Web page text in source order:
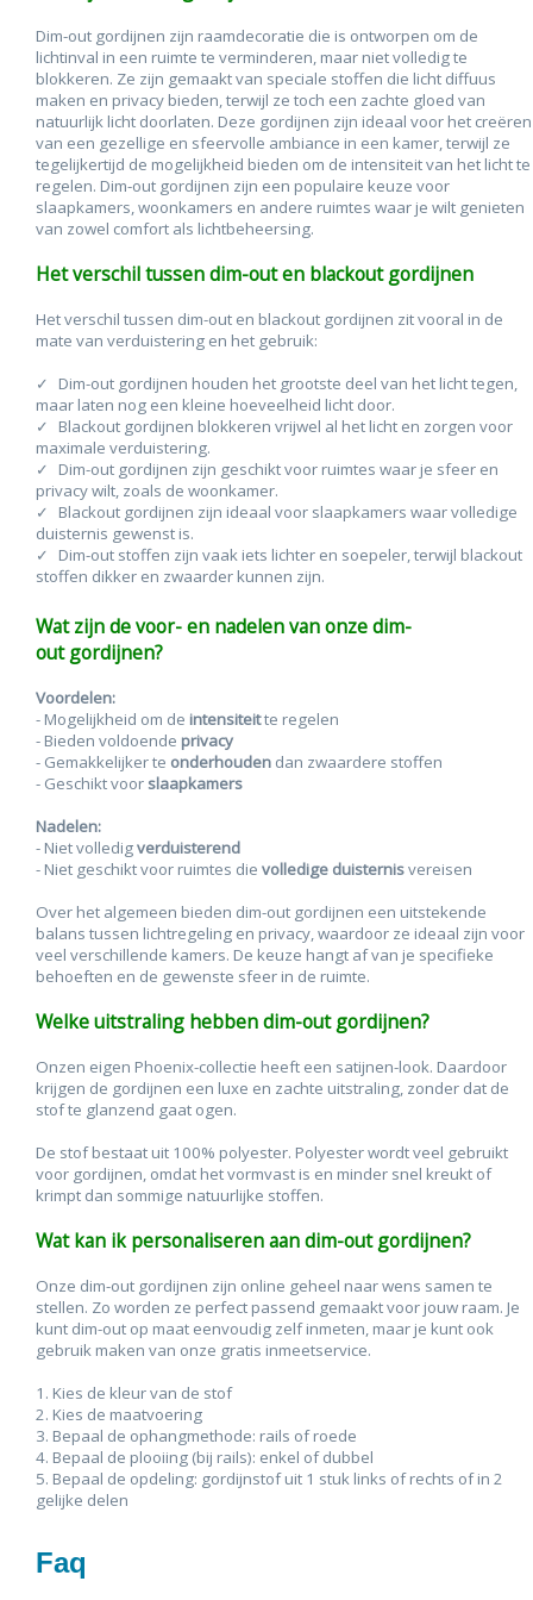
Dim-out gordijnen zijn raamdecoratie die is ontworpen om de
lichtinval in een ruimte te verminderen, maar niet volledig te
blokkeren. Ze zijn gemaakt van speciale stoffen die licht diffuus
maken en privacy bieden, terwijl ze toch een zachte gloed van
natuurlijk licht doorlaten. Deze gordijnen zijn ideaal voor het creëren
van een gezellige en sfeervolle ambiance in een kamer, terwijl ze
tegelijkertijd de mogelijkheid bieden om de intensiteit van het licht te
regelen. Dim-out gordijnen zijn een populaire keuze voor
slaapkamers, woonkamers en andere ruimtes waar je wilt genieten
van zowel comfort als lichtbeheersing.
Het verschil tussen dim-out en blackout gordijnen
Het verschil tussen dim-out en blackout gordijnen zit vooral in de
mate van verduistering en het gebruik:
Dim-out gordijnen houden het grootste deel van het licht tegen,
maar laten nog een kleine hoeveelheid licht door.
Blackout gordijnen blokkeren vrijwel al het licht en zorgen voor
maximale verduistering.
Dim-out gordijnen zijn geschikt voor ruimtes waar je sfeer en
privacy wilt, zoals de woonkamer.
Blackout gordijnen zijn ideaal voor slaapkamers waar volledige
duisternis gewenst is.
Dim-out stoffen zijn vaak iets lichter en soepeler, terwijl blackout
stoffen dikker en zwaarder kunnen zijn.
Wat zijn de voor- en nadelen van onze dim-
out gordijnen?
Voordelen:
- Mogelijkheid om de intensiteitte regelen
- Bieden voldoende privacy
- Gemakkelijker te onderhouden dan zwaardere stoffen
- Geschikt voor slaapkamers
Nadelen:
- Niet volledigverduisterend
- Niet geschikt voor ruimtes die volledige duisternisvereisen
Over het algemeen bieden dim-out gordijnen een uitstekende
balans tussen lichtregeling en privacy, waardoor ze ideaal zijn voor
veel verschillende kamers. De keuze hangt af van je specifieke
behoeften en de gewenste sfeer in de ruimte.
Welke uitstraling hebben dim-out gordijnen?
Onzen eigen Phoenix-collectie heeft een satijnen-look. Daardoor
krijgen de gordijnen een luxe en zachte uitstraling, zonder dat de
stof te glanzend gaat ogen.
De stof bestaat uit 100% polyester. Polyester wordt veel gebruikt
voor gordijnen, omdat het vormvast is en minder snel kreukt of
krimpt dan sommige natuurlijke stoffen.
Wat kan ik personaliseren aan dim-out gordijnen?
Onze dim-out gordijnen zijn online geheel naar wens samen te
stellen. Zo worden ze perfect passend gemaakt voor jouw raam. Je
kunt dim-out op maat eenvoudig zelf inmeten, maar je kunt ook
gebruik maken van onze gratis inmeetservice.
1. Kies de kleur van de stof
2. Kies de maatvoering
3. Bepaal de ophangmethode: rails of roede
4. Bepaal de plooiing (bij rails): enkel of dubbel
5. Bepaal de opdeling: gordijnstof uit 1 stuk links of rechts of in 2
gelijke delen
Faq